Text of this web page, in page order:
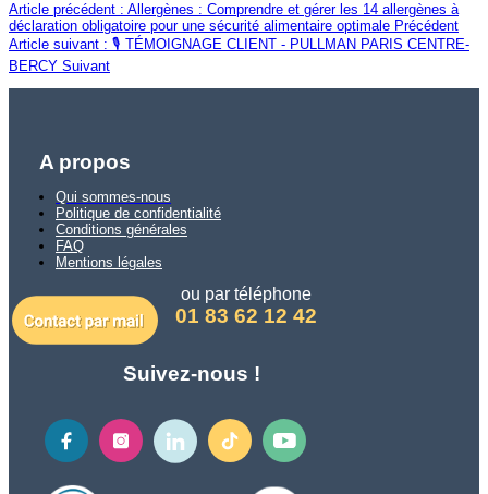
Article précédent : Allergènes : Comprendre et gérer les 14 allergènes à
déclaration obligatoire pour une sécurité alimentaire optimale Précédent
Article suivant : 🎙️ TÉMOIGNAGE CLIENT - PULLMAN PARIS CENTRE-
BERCY Suivant
A propos
Qui sommes-nous
Politique de confidentialité
Conditions générales
FAQ
Mentions légales
ou par téléphone
01 83 62 12 42
Suivez-nous !